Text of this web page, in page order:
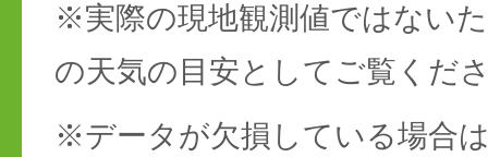
※実際の現地観測値ではない
の天気の目安としてご覧くだ
※データが欠損している場合